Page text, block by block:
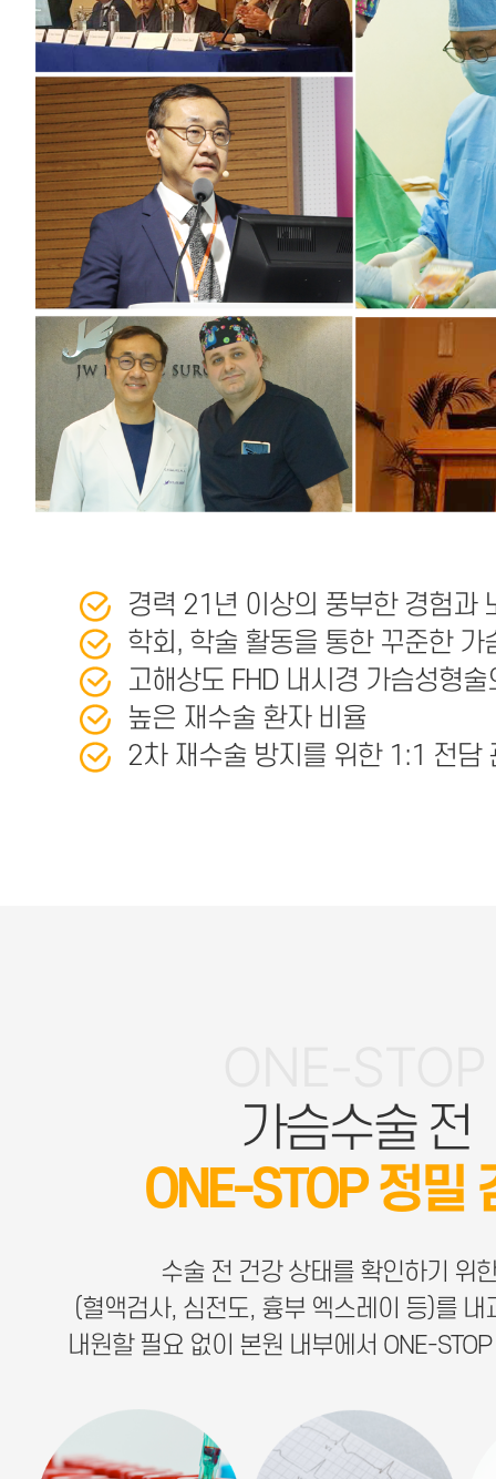
경력 21년 이상의 풍부한 경험과
학회, 학술 활동을 통한 꾸준한 가
고해상도 FHD 내시경 가슴성형
높은 재수술 환자 비율
2차 재수술 방지를 위한 1:1 전담
가슴수술 전
ONE-STOP 정밀
수술 전 건강 상태를 확인하기 위
(혈액검사, 심전도, 흉부 엑스레이 등)를 내
내원할 필요 없이 본원 내부에서 ONE-